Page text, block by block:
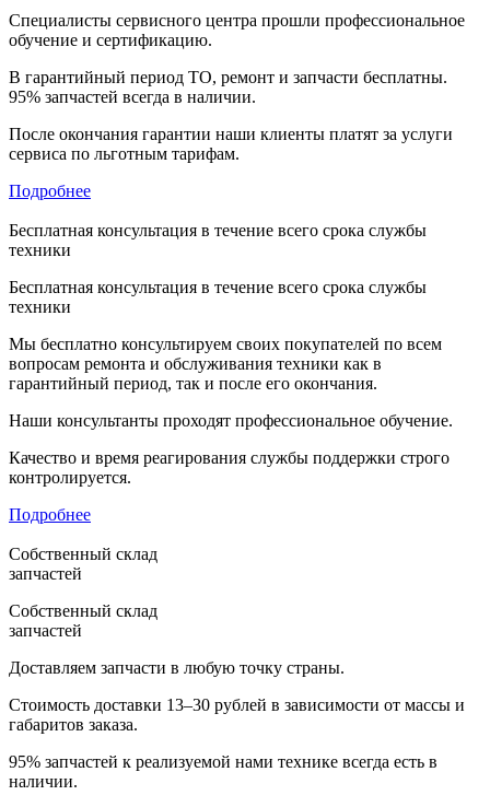
Специалисты сервисного центра прошли профессиональное
обучение и сертификацию.
В гарантийный период ТО, ремонт и запчасти бесплатны.
95% запчастей всегда в наличии.
После окончания гарантии наши клиенты платят за услуги
сервиса по льготным тарифам.
Подробнее
Бесплатная консультация в течение всего срока службы
техники
Бесплатная консультация в течение всего срока службы
техники
Мы бесплатно консультируем своих покупателей по всем
вопросам ремонта и обслуживания техники как в
гарантийный период, так и после его окончания.
Наши консультанты проходят профессиональное обучение.
Качество и время реагирования службы поддержки строго
контролируется.
Подробнее
Собственный склад
запчастей
Собственный склад
запчастей
Доставляем запчасти в любую точку страны.
Стоимость доставки 13–30 рублей в зависимости от массы и
габаритов заказа.
95% запчастей к реализуемой нами технике всегда есть в
наличии.